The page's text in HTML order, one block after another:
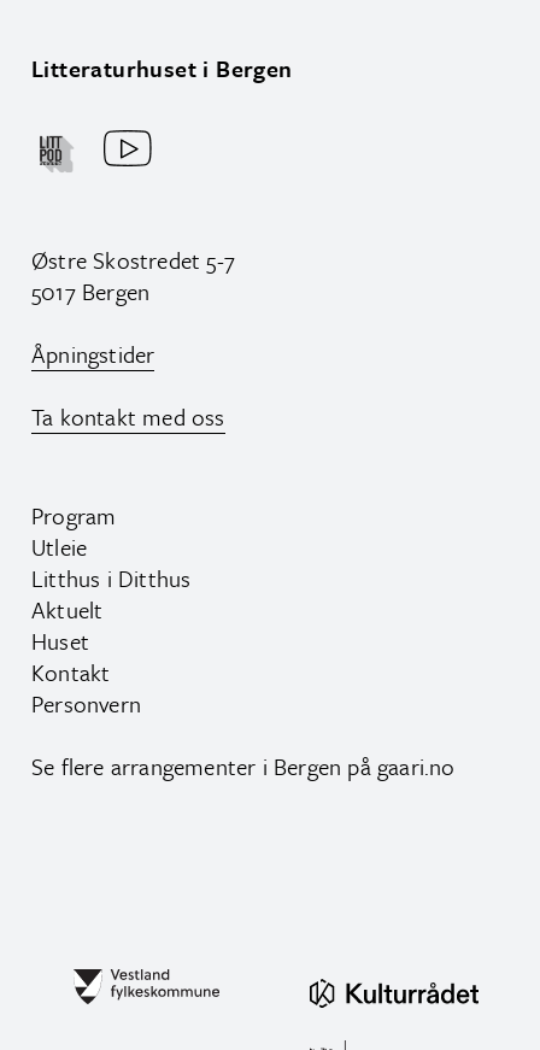
Litteraturhuset i Bergen
Østre Skostredet 5-7
5017 Bergen
Åpningstider
Ta kontakt med oss
Program
Utleie
Litthus i Ditthus
Aktuelt
Huset
Kontakt
Personvern
Se flere arrangementer i Bergen på gaari.no